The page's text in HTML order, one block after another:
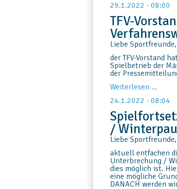
29.1.2022 - 08:00
TFV-
Liebe Sportfreunde,
der TFV-Vorstand
Spielbetrieb der
der
Weiterlesen …
trifft
zur
24.1.2022 - 08:04
/
Liebe Sportfreunde,
aktuell entfachen
Unterbrechung /
dies möglich ist.
eine mögliche
DANACH werden